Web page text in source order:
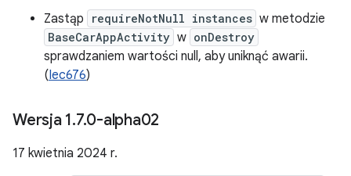
Zastąp
requireNotNull instances w metodzie
BaseCarAppActivity w onDestroy
sprawdzaniem wartości null, aby uniknąć awarii.
(Iec676)
Wersja 1.7.0-alpha02
17 kwietnia 2024 r.